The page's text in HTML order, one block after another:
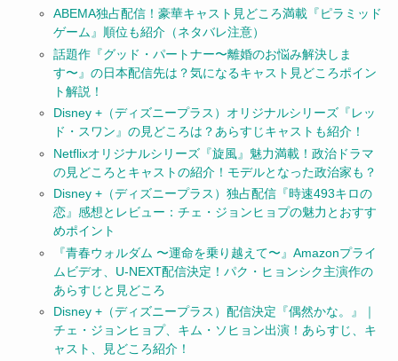
ABEMA独占配信！豪華キャスト見どころ満載『ピラミッド
ゲーム』順位も紹介（ネタバレ注意）
話題作『グッド・パートナー〜離婚のお悩み解決しま
す〜』の日本配信先は？気になるキャスト見どころポイン
ト解説！
Disney +（ディズニープラス）オリジナルシリーズ『レッ
ド・スワン』の見どころは？あらすじキャストも紹介！
Netflixオリジナルシリーズ『旋風』魅力満載！政治ドラマ
の見どころとキャストの紹介！モデルとなった政治家も？
Disney +（ディズニープラス）独占配信『時速493キロの
恋』感想とレビュー：チェ・ジョンヒョプの魅力とおすす
めポイント
『青春ウォルダム 〜運命を乗り越えて〜』Amazonプライ
ムビデオ、U-NEXT配信決定！パク・ヒョンシク主演作の
あらすじと見どころ
Disney +（ディズニープラス）配信決定『偶然かな。』｜
チェ・ジョンヒョプ、キム・ソヒョン出演！あらすじ、キ
ャスト、見どころ紹介！